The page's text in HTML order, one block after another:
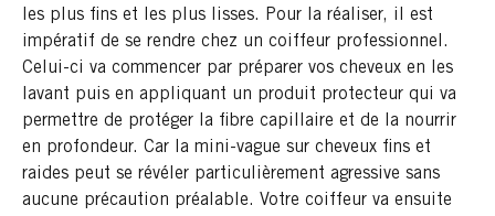
les plus fins et les plus lisses. Pour la réaliser, il est
impératif de se rendre chez un coiffeur professionnel.
Celui-ci va commencer par préparer vos cheveux en les
lavant puis en appliquant un produit protecteur qui va
permettre de protéger la fibre capillaire et de la nourrir
en profondeur. Car la mini-vague sur cheveux fins et
raides peut se révéler particulièrement agressive sans
aucune précaution préalable. Votre coiffeur va ensuite